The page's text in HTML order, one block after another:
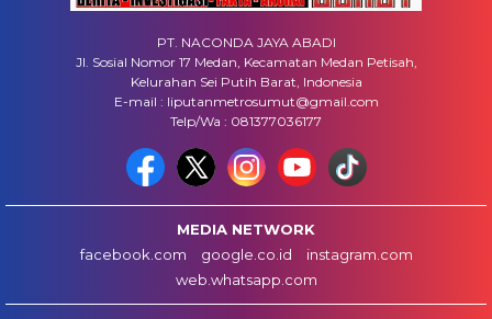
PT. NACONDA JAYA ABADI
Jl. Sosial Nomor 17 Medan, Kecamatan Medan Petisah,
Kelurahan Sei Putih Barat, Indonesia
E-mail : liputanmetrosumut@gmail.com
Telp/Wa : 081377036177
MEDIA NETWORK
facebook.com
google.co.id
instagram.com
web.whatsapp.com